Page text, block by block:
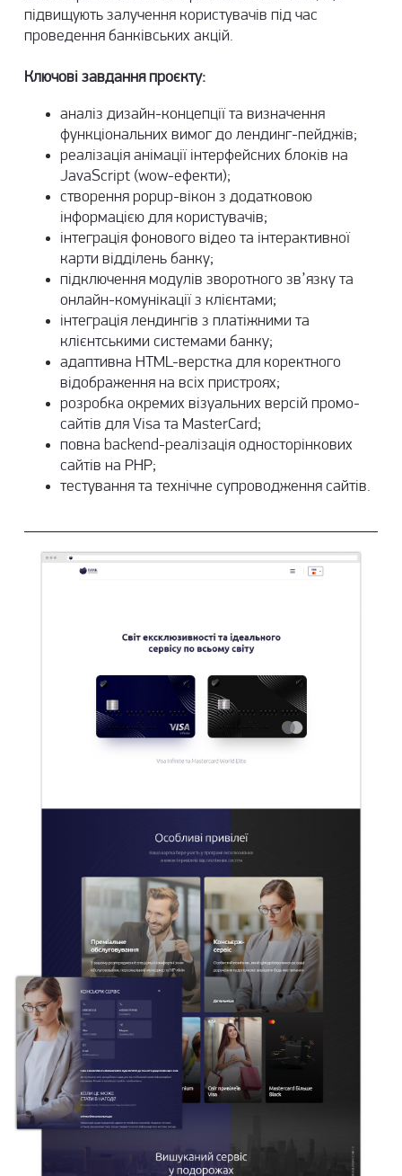
підвищують залучення користувачів під час
проведення банківських акцій.
Ключові завдання проєкту:
аналіз дизайн-концепції та визначення
функціональних вимог до лендинг-пейджів;
реалізація анімації інтерфейсних блоків на
JavaScript (wow-ефекти);
створення popup-вікон з додатковою
інформацією для користувачів;
інтеграція фонового відео та інтерактивної
карти відділень банку;
підключення модулів зворотного зв’язку та
онлайн-комунікації з клієнтами;
інтеграціялендингів з платіжними та
клієнтськими системами банку;
адаптивна HTML-верстка для коректного
відображення на всіх пристроях;
розробка окремих візуальних версій промо-
сайтів для Visa та MasterCard;
повна backend-реалізація односторінкових
сайтів на PHP;
тестування та технічне супроводження сайтів.